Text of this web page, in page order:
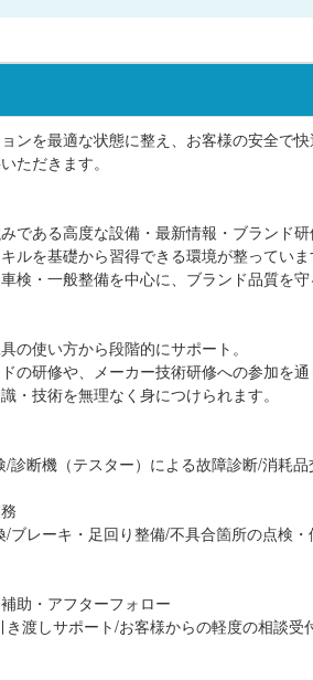
ンを最適な状態に整え、お客様の安全で
ただきます。
である高度な設備・最新情報・ブランド研
ルを基礎から習得できる環境が整っていま
検・一般整備を中心に、ブランド品質を守
の使い方から段階的にサポート。
の研修や、メーカー技術研修への参加を通
・技術を無理なく身につけられます。
診断機（テスター）による故障診断/消耗
ブレーキ・足回り整備/不具合箇所の点検
助・アフターフォロー
渡しサポート/お客様からの軽度の相談受